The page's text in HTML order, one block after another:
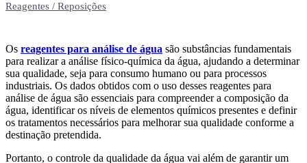
Reagentes / Reposições
Os reagentes para análise de água são substâncias fundamentais
para realizar a análise físico-química da água, ajudando a determinar
sua qualidade, seja para consumo humano ou para processos
industriais. Os dados obtidos com o uso desses reagentes para
análise de água são essenciais para compreender a composição da
água, identificar os níveis de elementos químicos presentes e definir
os tratamentos necessários para melhorar sua qualidade conforme a
destinação pretendida.
Portanto, o controle da qualidade da água vai além de garantir um